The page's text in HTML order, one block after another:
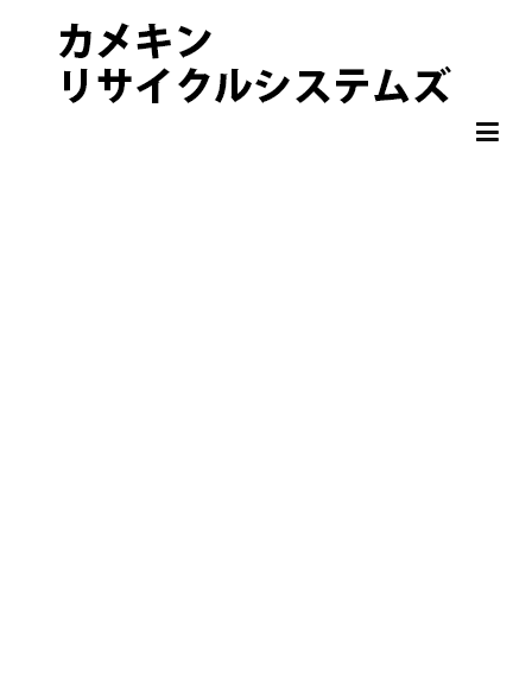
非鉄金属 OA機器 スクラップ 処分・買取りならカメキンリサイクル